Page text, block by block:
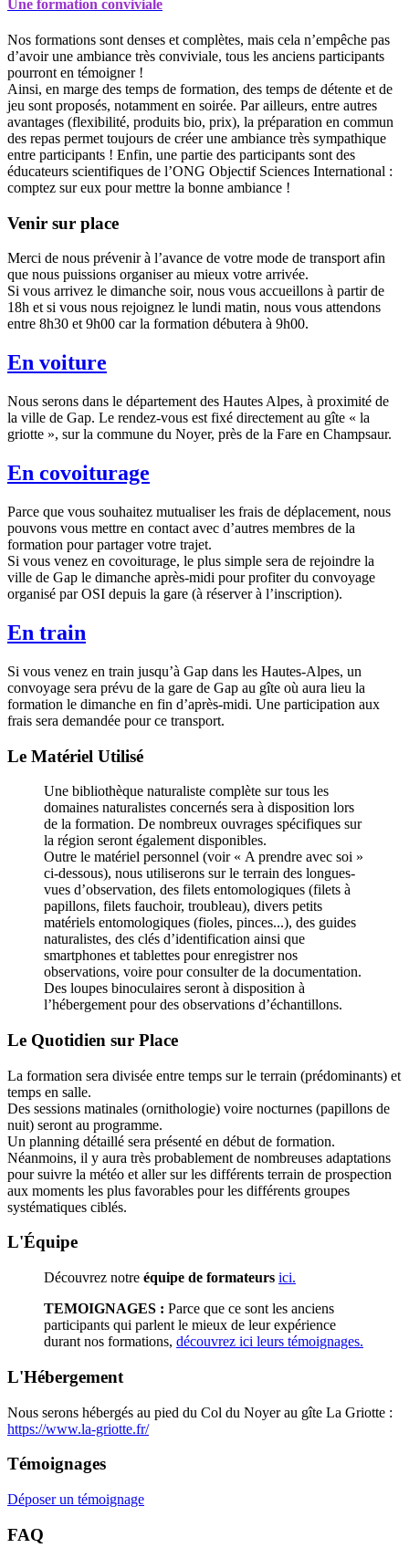
Une formation conviviale
Nos formations sont denses et complètes, mais cela n’empêche pas
d’avoir une ambiance très conviviale, tous les anciens participants
pourront en témoigner !
Ainsi, en marge des temps de formation, des temps de détente et de
jeu sont proposés, notamment en soirée. Par ailleurs, entre autres
avantages (flexibilité, produits bio, prix), la préparation en commun
des repas permet toujours de créer une ambiance très sympathique
entre participants ! Enfin, une partie des participants sont des
éducateurs scientifiques de l’ONG Objectif Sciences International :
comptez sur eux pour mettre la bonne ambiance !
Venir sur place
Merci de nous prévenir à l’avance de votre mode de transport afin
que nous puissions organiser au mieux votre arrivée.
Si vous arrivez le dimanche soir, nous vous accueillons à partir de
18h et si vous nous rejoignez le lundi matin, nous vous attendons
entre 8h30 et 9h00 car la formation débutera à 9h00.
En voiture
Nous serons dans le département des Hautes Alpes, à proximité de
la ville de Gap. Le rendez-vous est fixé directement au gîte « la
griotte », sur la commune du Noyer, près de la Fare en Champsaur.
En covoiturage
Parce que vous souhaitez mutualiser les frais de déplacement, nous
pouvons vous mettre en contact avec d’autres membres de la
formation pour partager votre trajet.
Si vous venez en covoiturage, le plus simple sera de rejoindre la
ville de Gap le dimanche après-midi pour profiter du convoyage
organisé par OSI depuis la gare (à réserver à l’inscription).
En train
Si vous venez en train jusqu’à Gap dans les Hautes-Alpes, un
convoyage sera prévu de la gare de Gap au gîte où aura lieu la
formation le dimanche en fin d’après-midi. Une participation aux
frais sera demandée pour ce transport.
Le Matériel Utilisé
Une bibliothèque naturaliste complète sur tous les
domaines naturalistes concernés sera à disposition lors
de la formation. De nombreux ouvrages spécifiques sur
la région seront également disponibles.
Outre le matériel personnel (voir « A prendre avec soi »
ci-dessous), nous utiliserons sur le terrain des longues-
vues d’observation, des filets entomologiques (filets à
papillons, filets fauchoir, troubleau), divers petits
matériels entomologiques (fioles, pinces...), des guides
naturalistes, des clés d’identification ainsi que
smartphones et tablettes pour enregistrer nos
observations, voire pour consulter de la documentation.
Des loupes binoculaires seront à disposition à
l’hébergement pour des observations d’échantillons.
Le Quotidien sur Place
La formation sera divisée entre temps sur le terrain (prédominants) et
temps en salle.
Des sessions matinales (ornithologie) voire nocturnes (papillons de
nuit) seront au programme.
Un planning détaillé sera présenté en début de formation.
Néanmoins, il y aura très probablement de nombreuses adaptations
pour suivre la météo et aller sur les différents terrain de prospection
aux moments les plus favorables pour les différents groupes
systématiques ciblés.
L'Équipe
Découvrez notre équipe de formateurs ici.
TEMOIGNAGES : Parce que ce sont les anciens
participants qui parlent le mieux de leur expérience
durant nos formations, découvrez ici leurs témoignages.
L'Hébergement
Nous serons hébergés au pied du Col du Noyer au gîte La Griotte :
https://www.la-griotte.fr/
Témoignages
Déposer un témoignage
FAQ